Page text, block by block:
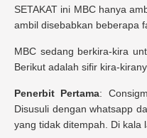
SETAKAT ini MBC hanya
ambil disebabkan beberapa
MBC sedang berkira-kira
Berikut adalah sifir kira-
Penerbit Pertama:
Disusuli dengan whatsapp
yang tidak ditempah. Di kala